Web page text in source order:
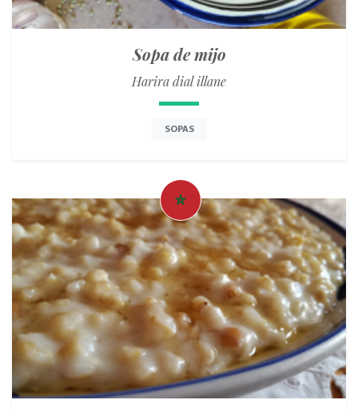
Sopa de mijo
Harira dial illane
SOPAS